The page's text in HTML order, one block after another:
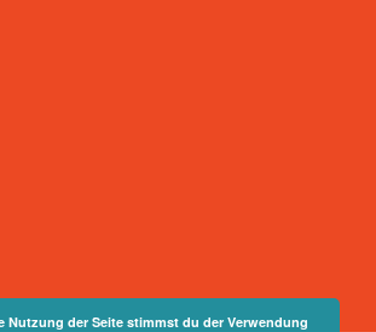
Nutzung der Seite stimmst du der Verwendung